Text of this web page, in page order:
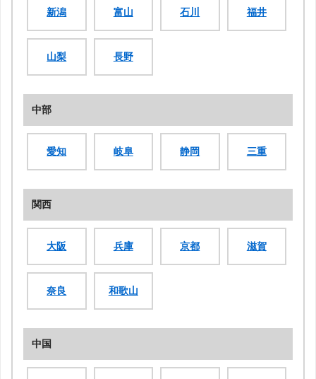
新潟 富山 石川 福井
山梨 長野
中部
愛知 岐阜 静岡 三重
関西
大阪 兵庫 京都 滋賀
奈良 和歌山
中国